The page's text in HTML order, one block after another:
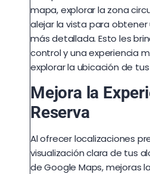
mapa, explorar la zona
alejar la vista para
más detallada. Esto les
control y una experiencia
explorar la ubicación de
Mejora la
Reserva
Al ofrecer localizaciones
visualización clara de tus
de Google Maps, mejoras